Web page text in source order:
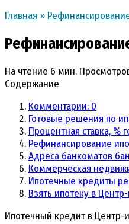
Главная »
На чтение 6 мин.
Содержание
Комментарии: 0
Готовые решения по
Процентная ставка, %
Рефинансирование
Адреса банкоматов
Коммерческая
Ипотечные кредиты
Взять ипотеку в
Ипотечный кредит в Центр-